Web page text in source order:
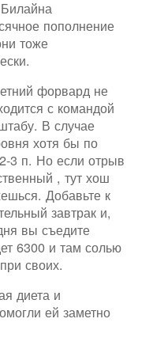
пополнение
тоже
форвард не
с командой
В случае
хотя бы по
3 п. Но если отрыв
, тут хош
Добавьте к
завтрак и,
вы съедите
6300 и там солью
своих.
диета и
ей заметно